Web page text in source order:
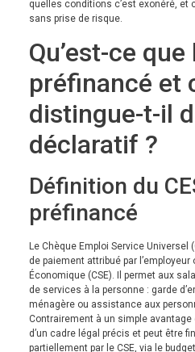
quelles conditions c’est exonéré,
sans prise de risque.
Qu’est-ce que
préfinancé et
distingue-t-il
déclaratif ?
Définition du
préfinancé
Le Chèque Emploi Service Universel
de paiement attribué par
Économique (CSE). Il permet aux
de services à la personne : garde
ménagère ou assistance aux
Contrairement à un simple avantage
d’un cadre légal précis et peut être
partiellement par le CSE, via le